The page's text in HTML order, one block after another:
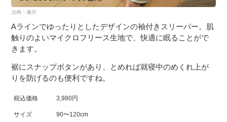
Aラインでゆったりとしたデザインの袖付きスリーパー。肌
触りのよいマイクロフリース生地で、快適に眠ることがで
きます。
裾にスナップボタンがあり、とめれば就寝中のめくれ上が
りを防げるのも便利ですね。
税込価格 3,980円
サイズ 90〜120cm